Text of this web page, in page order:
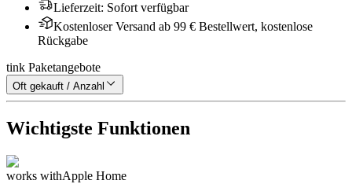
Lieferzeit: Sofort verfügbar
Kostenloser Versand ab 99 € Bestellwert, kostenlose
Rückgabe
tink Paketangebote
Oft gekauft / Anzahl
Wichtigste Funktionen
works withApple Home